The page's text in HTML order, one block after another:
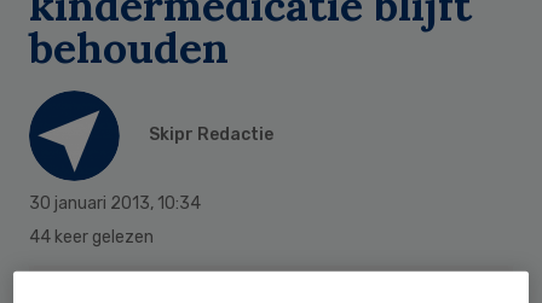
behouden
Skipr Redactie
30 januari 2013, 10:34
44 keer gelezen